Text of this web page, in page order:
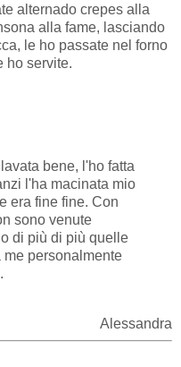
alternado crepes alla
alla fame, lasciando
le ho passate nel forno
ho servite.
bene, l'ho fatta
l'ha macinata mio
era fine fine. Con
sono venute
di più di più quelle
personalmente
Alessandra